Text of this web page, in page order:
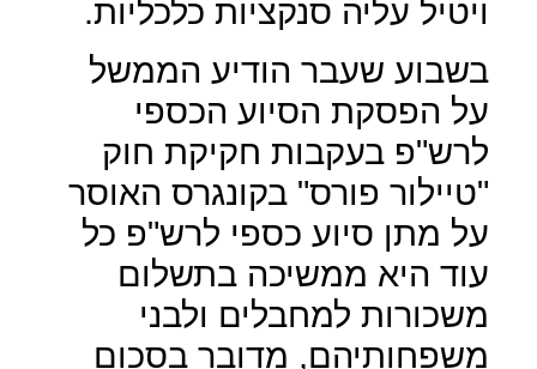
ויטיל עליה סנקציות כלכליות.
בשבוע שעבר הודיע הממשל
על הפסקת הסיוע הכספי
לרש"פ בעקבות חקיקת חוק
"טיילור פורס" בקונגרס האוסר
על מתן סיוע כספי לרש"פ כל
עוד היא ממשיכה בתשלום
משכורות למחבלים ולבני
משפחותיהם, מדובר בסכום